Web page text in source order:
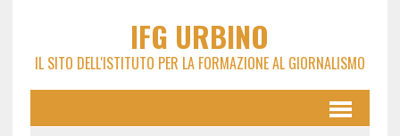
IFG URBINO
IL SITO DELL'ISTITUTO PER LA FORMAZIONE AL GIORNALISMO